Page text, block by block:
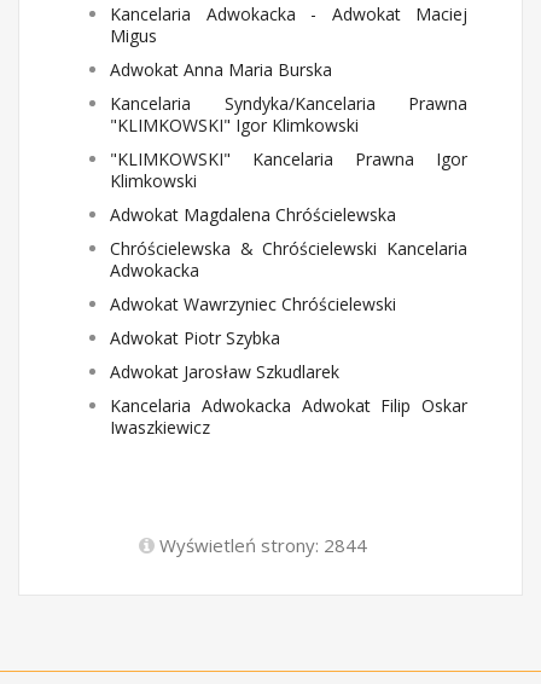
Kancelaria Adwokacka - Adwokat Maciej
Migus
Adwokat Anna Maria Burska
Kancelaria Syndyka/Kancelaria Prawna
"KLIMKOWSKI" Igor Klimkowski
"KLIMKOWSKI" Kancelaria Prawna Igor
Klimkowski
Adwokat Magdalena Chróścielewska
Chróścielewska & Chróścielewski Kancelaria
Adwokacka
Adwokat Wawrzyniec Chróścielewski
Adwokat Piotr Szybka
Adwokat Jarosław Szkudlarek
Kancelaria Adwokacka Adwokat Filip Oskar
Iwaszkiewicz
Wyświetleń strony: 2844